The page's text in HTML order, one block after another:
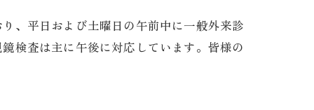
、平日および土曜日の午前中に一般外来診
検査は主に午後に対応しています。​皆様の